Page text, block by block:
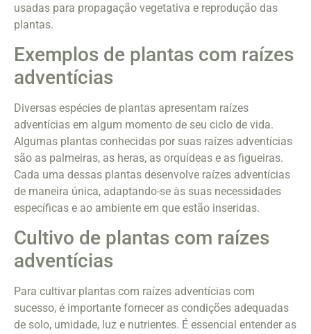
usadas para propagação vegetativa e reprodução das
plantas.
Exemplos de plantas com raízes
adventícias
Diversas espécies de plantas apresentam raízes
adventícias em algum momento de seu ciclo de vida.
Algumas plantas conhecidas por suas raízes adventícias
são as palmeiras, as heras, as orquídeas e as figueiras.
Cada uma dessas plantas desenvolve raízes adventícias
de maneira única, adaptando-se às suas necessidades
específicas e ao ambiente em que estão inseridas.
Cultivo de plantas com raízes
adventícias
Para cultivar plantas com raízes adventícias com
sucesso, é importante fornecer as condições adequadas
de solo, umidade, luz e nutrientes. É essencial entender as